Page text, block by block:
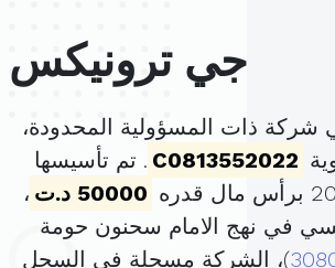
جي ترونيكس
ذات المسؤولية المحدودة،
C0813552022 . تم تأسيسها
50000 د.ت
،
في نهج الامام سحنون حومة
)، الشركة مسجلة في السجل